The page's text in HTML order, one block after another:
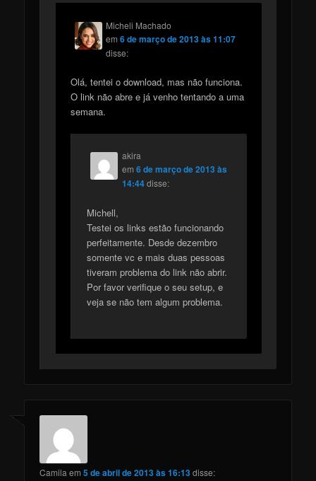
Micheli Machado
em6 de março de 2013 às 11:07
disse:
Olá, tentei o download, mas não funciona.
O link não abre e já venho tentando a uma
semana.
akira
em 6 de março de 2013 às
14:44 disse:
Michell,
Testei os links estão funcionando
perfeitamente. Desde dezembro
somente vc e mais duas pessoas
tiveram problema do link não abrir.
Por favor verifique o seu setup, e
veja se não tem algum problema.
Camila em5 de abril de 2013 às 16:13disse: